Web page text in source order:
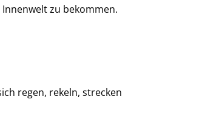
zu bekommen.
regen, rekeln, strecken